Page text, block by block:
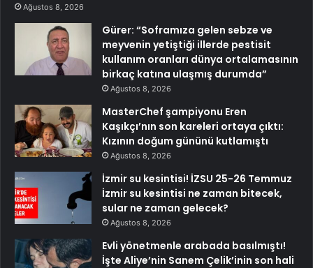
Ağustos 8, 2026
Gürer: “Soframıza gelen sebze ve
meyvenin yetiştiği illerde pestisit
kullanım oranları dünya ortalamasının
birkaç katına ulaşmış durumda”
Ağustos 8, 2026
MasterChef şampiyonu Eren
Kaşıkçı’nın son kareleri ortaya çıktı:
Kızının doğum gününü kutlamıştı
Ağustos 8, 2026
İzmir su kesintisi! İZSU 25-26 Temmuz
İzmir su kesintisi ne zaman bitecek,
sular ne zaman gelecek?
Ağustos 8, 2026
Evli yönetmenle arabada basılmıştı!
İşte Aliye’nin Sanem Çelik’inin son hali